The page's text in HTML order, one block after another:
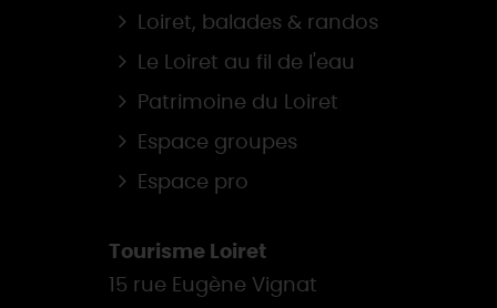
Loiret, balades & randos
Le Loiret au fil de l'eau
Patrimoine du Loiret
Espace groupes
Espace pro
Tourisme Loiret
15 rue Eugène Vignat